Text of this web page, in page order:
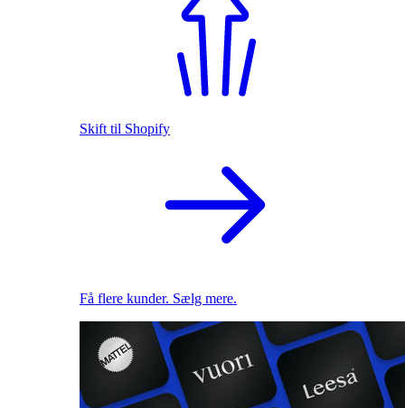
Skift til Shopify
Få flere kunder. Sælg mere.